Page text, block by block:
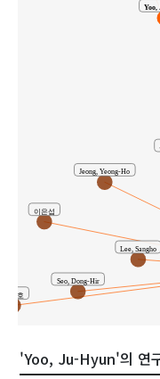
정영호
Seo, Dong-Hir
이은섭
Lee, Sangho
Jeong, Yeong-Ho
Yoo,
'Yoo, Ju-Hyun'의 연